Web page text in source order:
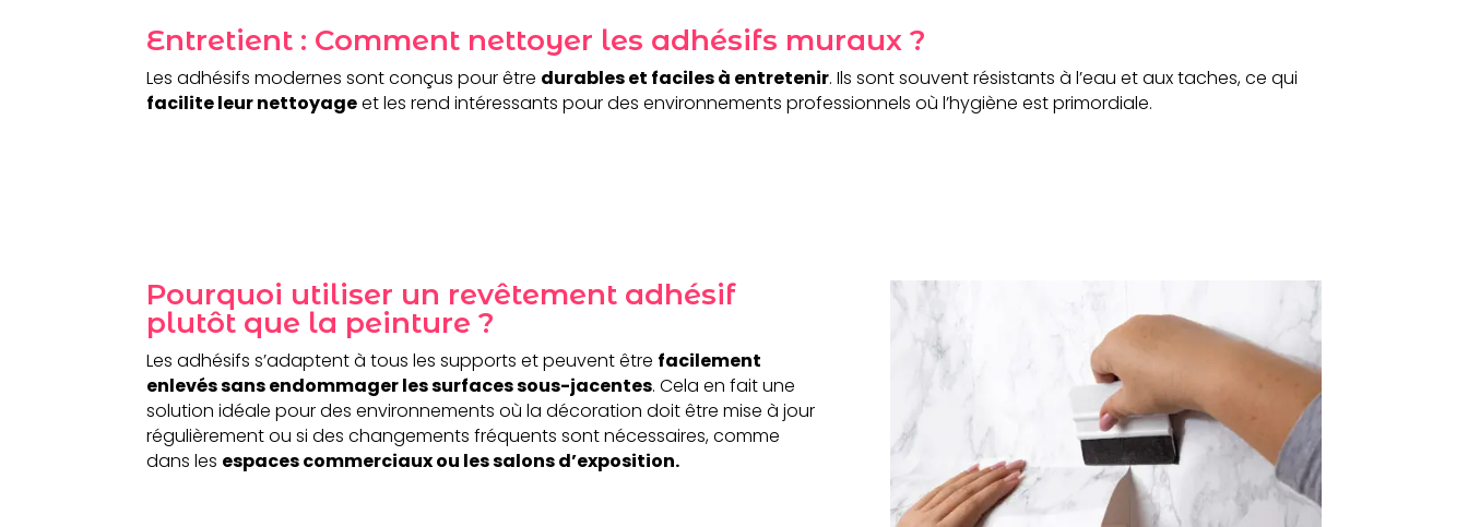
Entretient : Comment nettoyer les adhésifs muraux ?
Les adhésifs modernes sont conçus pour être durables et faciles à entretenir. Ils sont souvent résistants à l’eau et aux taches, ce qui
facilite leur nettoyageet les rend intéressants pour des environnements professionnels où l’hygiène est primordiale.
Pourquoi utiliser un revêtement adhésif
plutôt que la peinture ?
Les adhésifs s’adaptent à tous les supports et peuvent être facilement
enlevés sans endommager les surfaces sous-jacentes. Cela en fait une
solution idéale pour des environnements où la décoration doit être mise à jour
régulièrement ou si des changements fréquents sont nécessaires, comme
dans les espaces commerciaux ou les salons d’exposition.